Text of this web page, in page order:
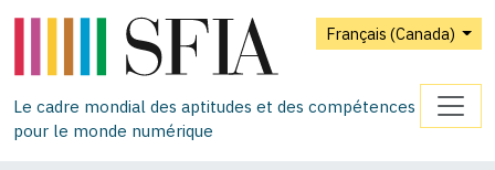
Français (Canada)
Le cadre mondial des aptitudes et des compétences
pour le monde numérique